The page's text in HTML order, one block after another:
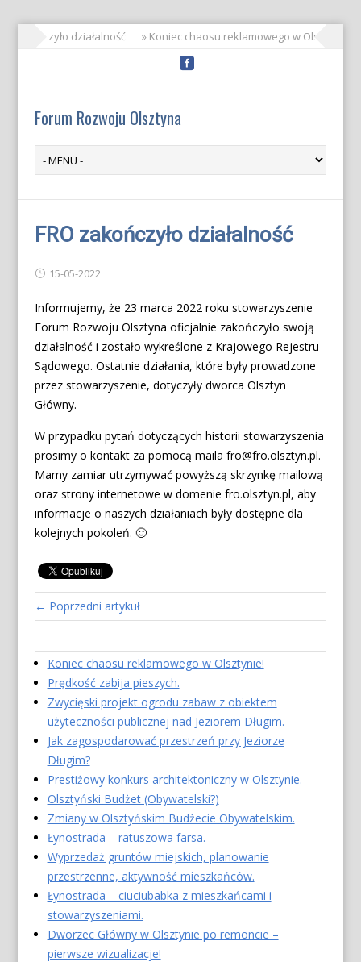
zakończyło działalność » Koniec chaosu reklamowego w Olsztynie!
Forum Rozwoju Olsztyna
FRO zakończyło działalność
15-05-2022
Informujemy, że 23 marca 2022 roku stowarzyszenie
Forum Rozwoju Olsztyna oficjalnie zakończyło swoją
działalność i zostało wykreślone z Krajowego Rejestru
Sądowego. Ostatnie działania, które były prowadzone
przez stowarzyszenie, dotyczyły dworca Olsztyn
Główny.
W przypadku pytań dotyczących historii stowarzyszenia
prosimy o kontakt za pomocą maila fro@fro.olsztyn.pl.
Mamy zamiar utrzymywać powyższą skrzynkę mailową
oraz strony internetowe w domenie fro.olsztyn.pl, aby
informacje o naszych działaniach były dostępne dla
kolejnych pokoleń. 🙂
← Poprzedni artykuł
Koniec chaosu reklamowego w Olsztynie!
Prędkość zabija pieszych.
Zwycięski projekt ogrodu zabaw z obiektem
użyteczności publicznej nad Jeziorem Długim.
Jak zagospodarować przestrzeń przy Jeziorze
Długim?
Prestiżowy konkurs architektoniczny w Olsztynie.
Olsztyński Budżet (Obywatelski?)
Zmiany w Olsztyńskim Budżecie Obywatelskim.
Łynostrada – ratuszowa farsa.
Wyprzedaż gruntów miejskich, planowanie
przestrzenne, aktywność mieszkańców.
Łynostrada – ciuciubabka z mieszkańcami i
stowarzyszeniami.
Dworzec Główny w Olsztynie po remoncie –
pierwsze wizualizacje!